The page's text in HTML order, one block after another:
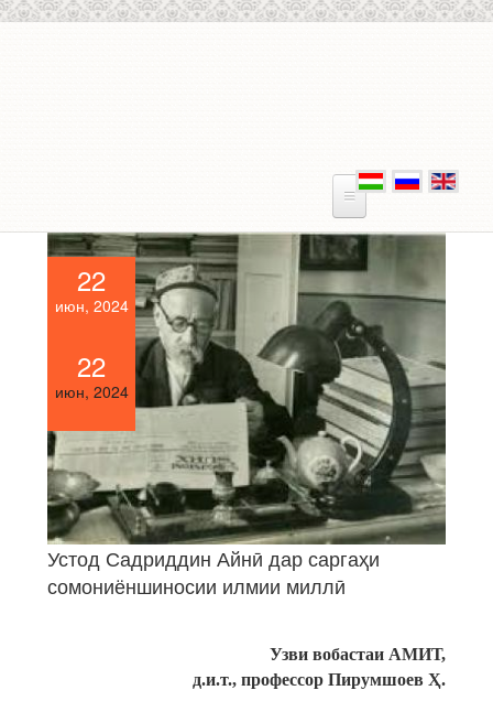
22
июн, 2024
22
июн, 2024
Устод Садриддин Айнӣ дар саргаҳи
сомониёншиносии илмии миллӣ
Узви вобастаи АМИТ,
д.и.т., профессор Пирумшоев Ҳ.